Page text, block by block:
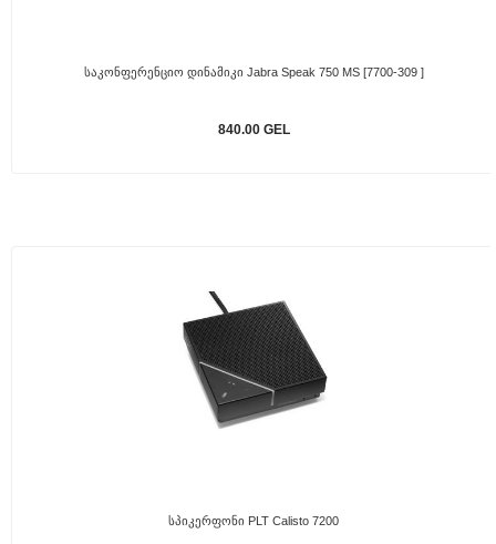
Საკონფერენციო Დინამიკი Jabra Speak 750 MS [7700-309 ]
840.00 GEL
Სპიკერფონი PLT Calisto 7200